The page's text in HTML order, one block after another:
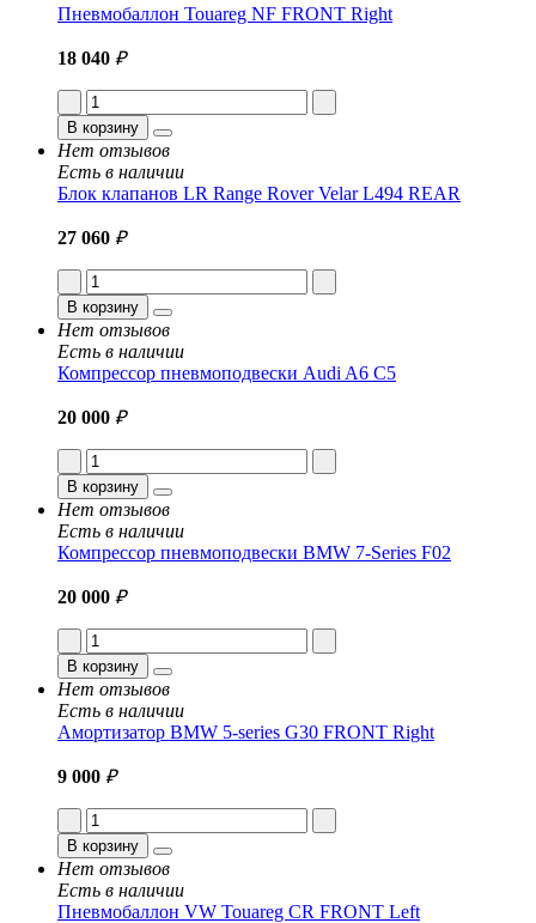
Пневмобаллон Touareg NF FRONT Right
18 040 ₽
В корзину
Нет отзывов
Есть в наличии
Блок клапанов LR Range Rover Velar L494 REAR
27 060 ₽
В корзину
Нет отзывов
Есть в наличии
Компрессор пневмоподвески Audi A6 C5
20 000 ₽
В корзину
Нет отзывов
Есть в наличии
Компрессор пневмоподвески BMW 7-Series F02
20 000 ₽
В корзину
Нет отзывов
Есть в наличии
Амортизатор BMW 5-series G30 FRONT Right
9 000 ₽
В корзину
Нет отзывов
Есть в наличии
Пневмобаллон VW Touareg CR FRONT Left